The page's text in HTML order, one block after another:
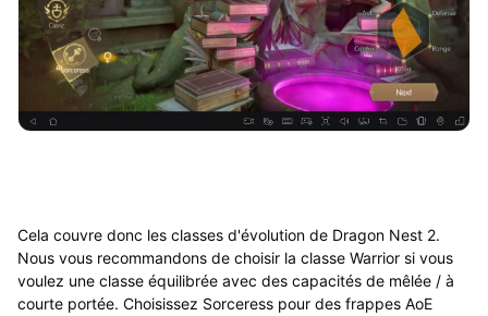
Cela couvre donc les classes d'évolution de Dragon Nest 2.
Nous vous recommandons de choisir la classe Warrior si vous
voulez une classe équilibrée avec des capacités de mêlée / à
courte portée. Choisissez Sorceress pour des frappes AoE